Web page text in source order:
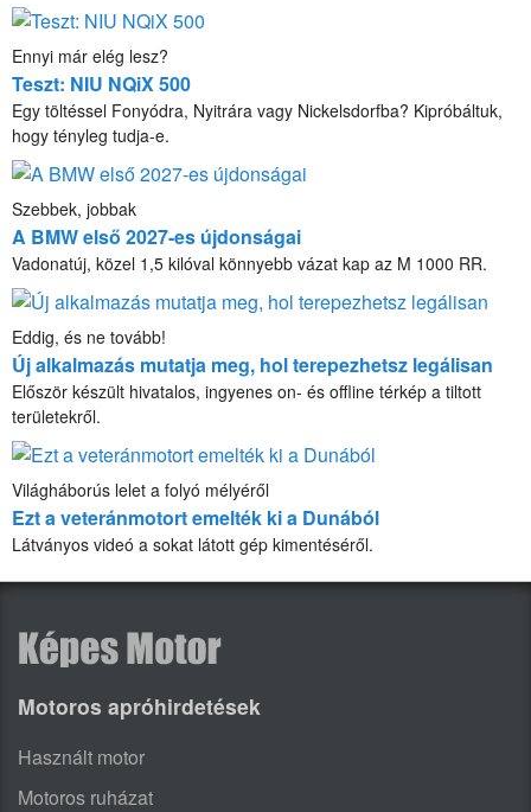
Ennyi már elég lesz?
Teszt: NIU NQiX 500
Egy töltéssel Fonyódra, Nyitrára vagy Nickelsdorfba? Kipróbáltuk,
hogy tényleg tudja-e.
Szebbek, jobbak
A BMW első 2027-es újdonságai
Vadonatúj, közel 1,5 kilóval könnyebb vázat kap az M 1000 RR.
Eddig, és ne tovább!
Új alkalmazás mutatja meg, hol terepezhetsz legálisan
Először készült hivatalos, ingyenes on- és offline térkép a tiltott
területekről.
Világháborús lelet a folyó mélyéről
Ezt a veteránmotort emelték ki a Dunából
Látványos videó a sokat látott gép kimentéséről.
Motoros apróhirdetések
Használt motor
Motoros ruházat